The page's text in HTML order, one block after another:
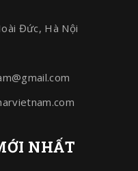
Đức, Hà Nội
NHẤT